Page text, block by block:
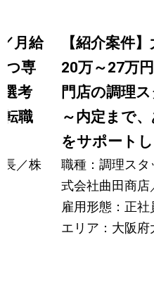
月給
つ専
考
職
長／株
【紹介案件
20万～27万
門店の調理
～内定まで
をサポート
職種：調理ス
式会社曲田商店
雇用形態：正社
エリア：大阪府